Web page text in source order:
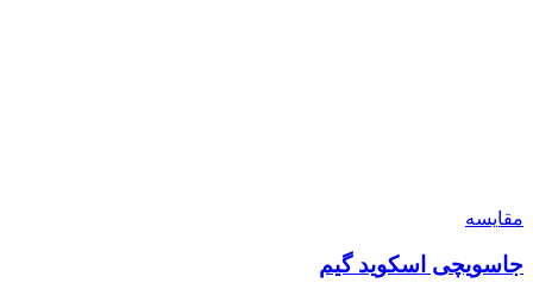
مقايسه
جاسویچی اسکوید گیم